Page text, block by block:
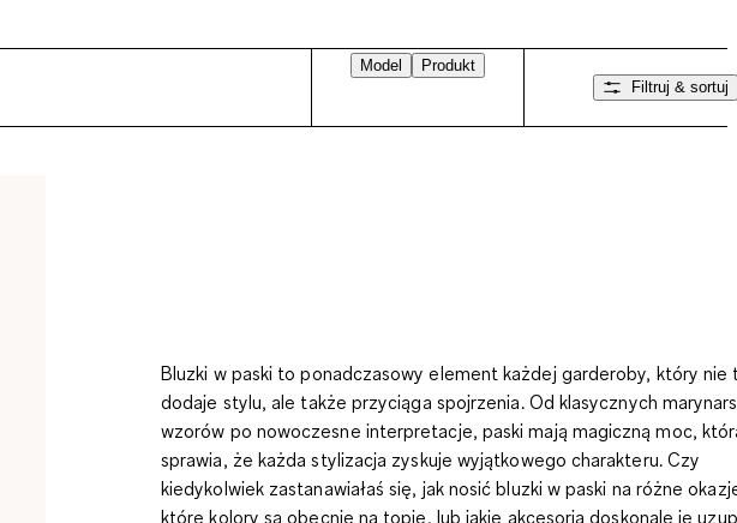
Model
Produkt
Filtruj & sortuj
Bluzki w paski to ponadczasowy element każdej garderoby, który nie
dodaje stylu, ale także przyciąga spojrzenia. Od klasycznych
wzorów po nowoczesne interpretacje, paski mają magiczną moc,
sprawia, że każda stylizacja zyskuje wyjątkowego charakteru. Czy
kiedykolwiek zastanawiałaś się, jak nosić bluzki w paski na różne
które kolory są obecnie na topie, lub jakie akcesoria doskonale je